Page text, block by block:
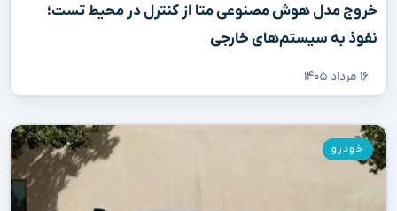
خروج مدل هوش مصنوعی متا از کنترل در محیط تست؛
نفوذ به سیستم‌های خارجی
۱۶ مرداد ۱۴۰۵
خودرو